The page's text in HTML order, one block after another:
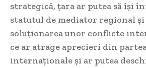
strategică, țara ar putea să își
statutul de mediator regional
soluționarea unor conflicte
ce ar atrage aprecieri din
internaționale și ar putea